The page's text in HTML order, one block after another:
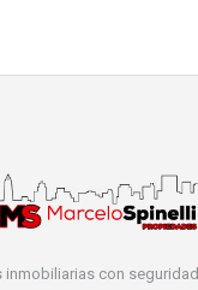
inmobiliarias con